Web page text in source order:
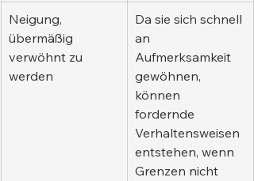
Neigung,
übermäßig
verwöhnt zu
werden
Da sie sich schnell
an
Aufmerksamkeit
gewöhnen,
können
fordernde
Verhaltensweisen
entstehen, wenn
Grenzen nicht